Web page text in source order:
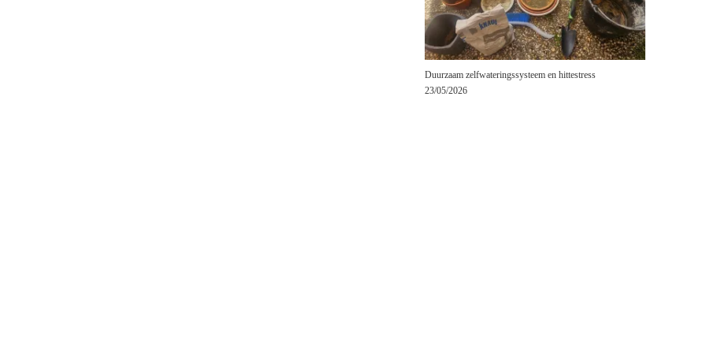
Duurzaam zelfwateringssysteem en hittestress
23/05/2026